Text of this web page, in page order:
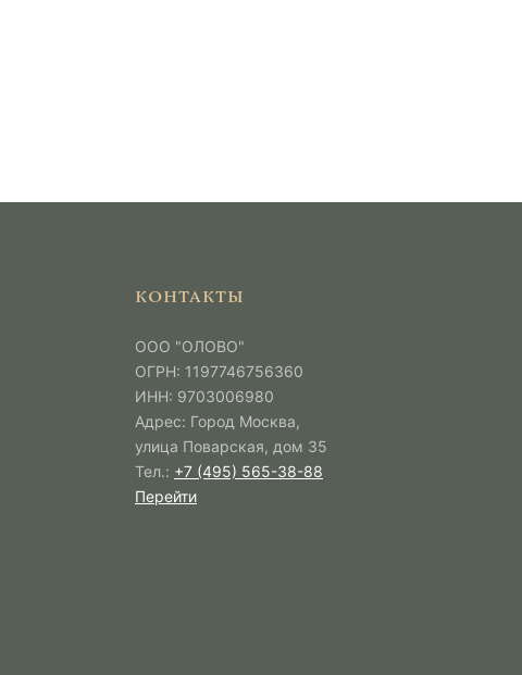
КОНТАКТЫ
ООО "ОЛОВО"
ОГРН: 1197746756360
ИНН: 9703006980
Адрес: Город Москва,
улица Поварская, дом 35
Тел.: +7 (495) 565-38-88
Перейти